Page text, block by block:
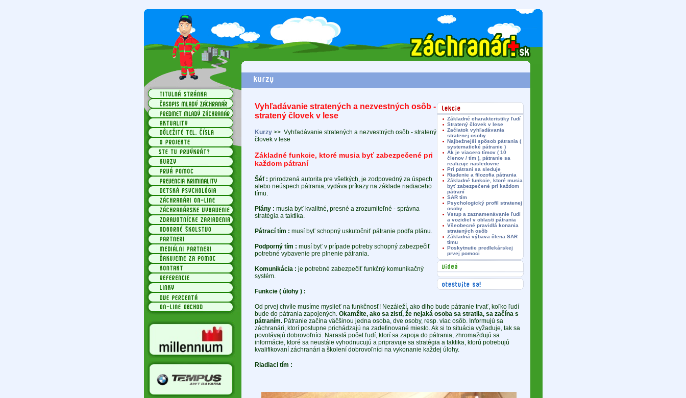
Základné charakteristiky ľudí
Stratený človek v lese
Začiatok vyhľadávania
stratenej osoby
Najbežnejší spôsob pátrania (
systematické pátranie )
Ak je viacero tímov ( 10
členov / tím ), pátranie sa
realizuje nasledovne
Pri pátraní sa sleduje
Riadenie a filozofia pátrania
Základné funkcie, ktoré musia
byť zabezpečené pri každom
pátraní
SAR tím
Psychologický profil stratenej
osoby
Vstup a zaznamenávanie ľudí
a vozidiel v oblasti pátrania
Všeobecné pravidlá konania
stratených osôb
Základná výbava člena SAR
tímu
Poskytnutie predlekárskej
prvej pomoci
Vyhľadávanie stratených a nezvestných osôb -
stratený človek v lese
Kurzy>> Vyhľadávanie stratených a nezvestných osôb - stratený
človek v lese
Základné funkcie, ktoré musia byť zabezpečené pri
každom pátraní
Šéf : prirodzená autorita pre všetkých, je zodpovedný za úspech
alebo neúspech pátrania, vydáva príkazy na základe riadiaceho
tímu.
Plány : musia byť kvalitné, presné a zrozumiteľné - správna
stratégia a taktika.
Pátrací tím : musí byť schopný uskutočniť pátranie podľa plánu.
Podporný tím : musí byť v prípade potreby schopný zabezpečiť
potrebné vybavenie pre plnenie pátrania.
Komunikácia : je potrebné zabezpečiť funkčný komunikačný
systém.
Funkcie ( úlohy ) :
Od prvej chvíle musíme myslieť na funkčnosť! Nezáleží, ako dlho bude pátranie trvať, koľko ľudí
bude do pátrania zapojených.Okamžite, ako sa zistí, že nejaká osoba sa stratila, sa začína s
pátraním.Pátranie začína väčšinou jedna osoba, dve osoby, resp. viac osôb. Informujú sa
záchranári, ktorí postupne prichádzajú na zadefinované miesto. Ak si to situácia vyžaduje, tak sa
povolávajú dobrovoľníci. Narastá počet ľudí, ktorí sa zapoja do pátrania, zhromažďujú sa
informácie, ktoré sa neustále vyhodnucujú a pripravuje sa stratégia a taktika, ktorú potrebujú
kvalifikovaní záchranári a školení dobrovoľníci na vykonanie každej úlohy.
Riadiaci tím :